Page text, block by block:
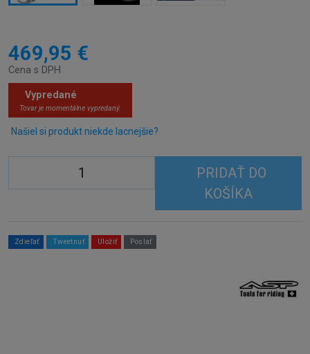
469,95 €
Cena s DPH
Vypredané
Tovar je momentálne vypredaný.
Našiel si produkt niekde lacnejšie?
PRIDAŤ DO
KOŠÍKA
Zdieľať Tweetnuť Uložiť Poslať